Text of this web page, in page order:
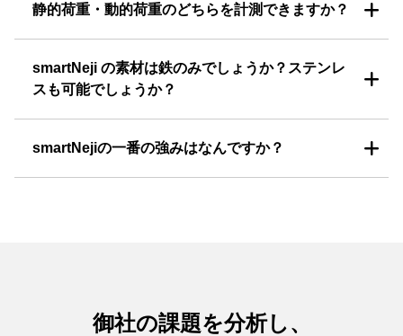
静的荷重・動的荷重のどちらを計測できますか？
smartNeji の素材は鉄のみでしょうか？ステンレ
スも可能でしょうか？
smartNejiの一番の強みはなんですか？
御社の課題を分析し、